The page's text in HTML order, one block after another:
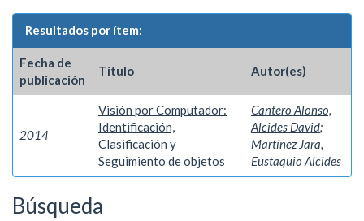
Resultados por ítem:
Fecha de
publicación
Título Autor(es)
2014
Visión por Computador:
Identificación,
Clasificación y
Seguimiento de objetos
Cantero Alonso,
Alcides David;
Martínez Jara,
Eustaquio Alcides
Búsqueda